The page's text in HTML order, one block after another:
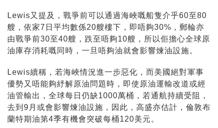
Lewis又提及，戰爭前可以通過海峽嘅船隻介乎60至80
艘，依家7日平均數係20艘樓下，即唔夠30%，郵輪亦
由戰爭前30至40艘，跌至唔夠10艘，所以佢擔心全球原
油庫存消耗嘅同時，一旦唔夠油就會影響煉油設施。
Lewis續稱，若海峽情況進一步惡化，而美國絕對軍事
優勢又唔能夠紓解原油問題時，即使原油運輸改道或經
油管輸出，全球每日仍缺1000萬桶，若通航持續受阻，
去到9月或會影響煉油設施，因此，高盛亦估計，倫敦布
蘭特期油第4季有機會突破每桶120美元。